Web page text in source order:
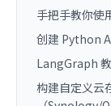
手把手教你使
创建 Python
LangGraph
构建自定义云